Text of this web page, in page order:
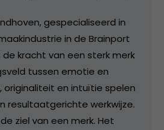
gespecialiseerd in
in de Brainport
kracht van een sterk merk
tussen emotie en
originaliteit en intuïtie spelen
resultaatgerichte werkwijze.
ziel van een merk. Het